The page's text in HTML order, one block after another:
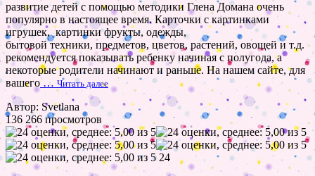
развитие детей с помощью методики Глена Домана очень
популярно в настоящее время. Карточки с картинками
игрушек, картинки фрукты, одежды,
бытовой техники, предметов, цветов, растений, овощей и т.д.
рекомендуется показывать ребенку начиная с полугода, а
некоторые родители начинают и раньше. На нашем сайте, для
вашего… Читать далее
Автор: Svetlana
136 266 просмотров
24